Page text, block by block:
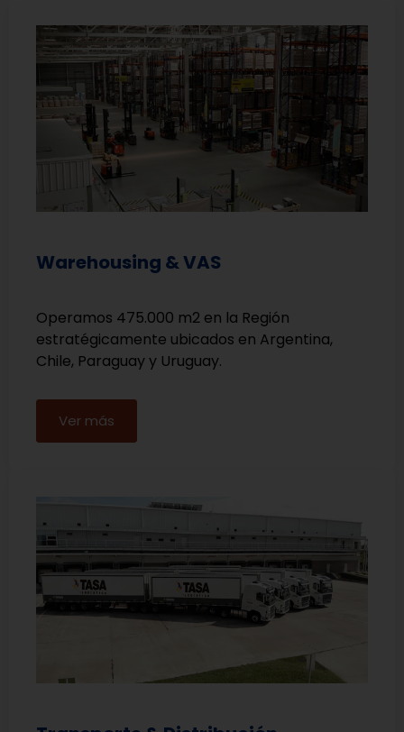
Warehousing & VAS
Operamos 475.000 m2 en la Región
estratégicamente ubicados en Argentina,
Chile, Paraguay y Uruguay.
Ver más